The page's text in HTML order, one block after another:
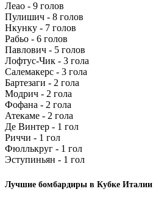
Леао - 9 голов
Пулишич - 8 голов
Нкунку - 7 голов
Рабьо - 6 голов
Павлович - 5 голов
Лофтус-Чик - 3 гола
Салемакерс - 3 гола
Бартезаги - 2 гола
Модрич - 2 гола
Фофана - 2 гола
Атекаме - 2 гола
Де Винтер - 1 гол
Риччи - 1 гол
Фюллькруг - 1 гол
Эступиньян - 1 гол
Лучшие бомбардиры в Кубке Италии